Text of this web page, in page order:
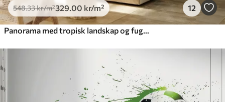
548.33kr/m²329 .00 kr/m² 12